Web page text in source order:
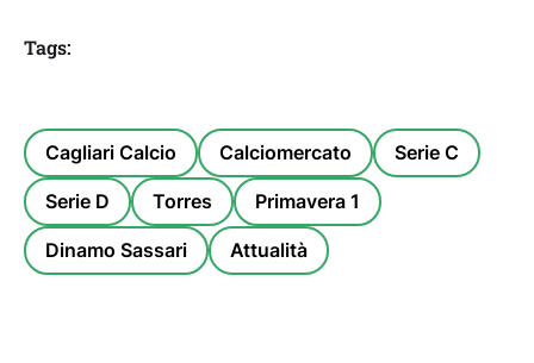
Tags:
Cagliari Calcio Calciomercato Serie C
Serie D Torres Primavera 1
Dinamo Sassari Attualità